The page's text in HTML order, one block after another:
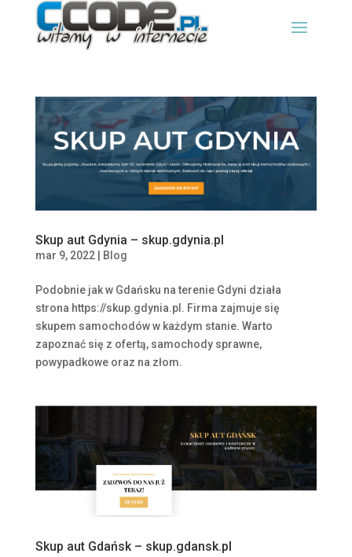
Skup aut Gdynia – skup.gdynia.pl
mar 9, 2022| Blog
Podobnie jak w Gdańsku na terenie Gdyni działa
strona https://skup.gdynia.pl. Firma zajmuje się
skupem samochodów w każdym stanie. Warto
zapoznać się z ofertą, samochody sprawne,
powypadkowe oraz na złom.
Skup aut Gdańsk – skup.gdansk.pl